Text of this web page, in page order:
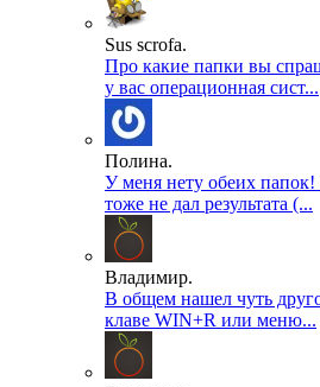
Sus scrofa.
Про какие папки вы
у вас операционная сист...
Полина.
У меня нету обеих
тоже не дал результата (...
Владимир.
В общем нашел чуть
клаве WIN+R или меню...